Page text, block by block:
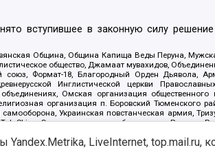
вступившее в законную силу
Община, Община Капища Веды Перуна,
общество, Джамаат мувахидов,
союз, Формат-18, Благородный Орден Дьявола,
Инглистической церкви
Омская организация общественного
организация п. Боровский Тюменского
Украинская повстанческая армия,
Этнополитическое объединение Русские,
МПГ, Курсом Правды и Единения,
LiveInternet, top.mail.ru,